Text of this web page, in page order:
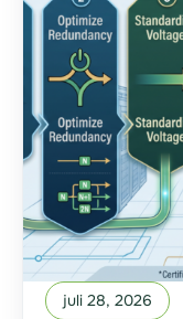
juli 28, 2026